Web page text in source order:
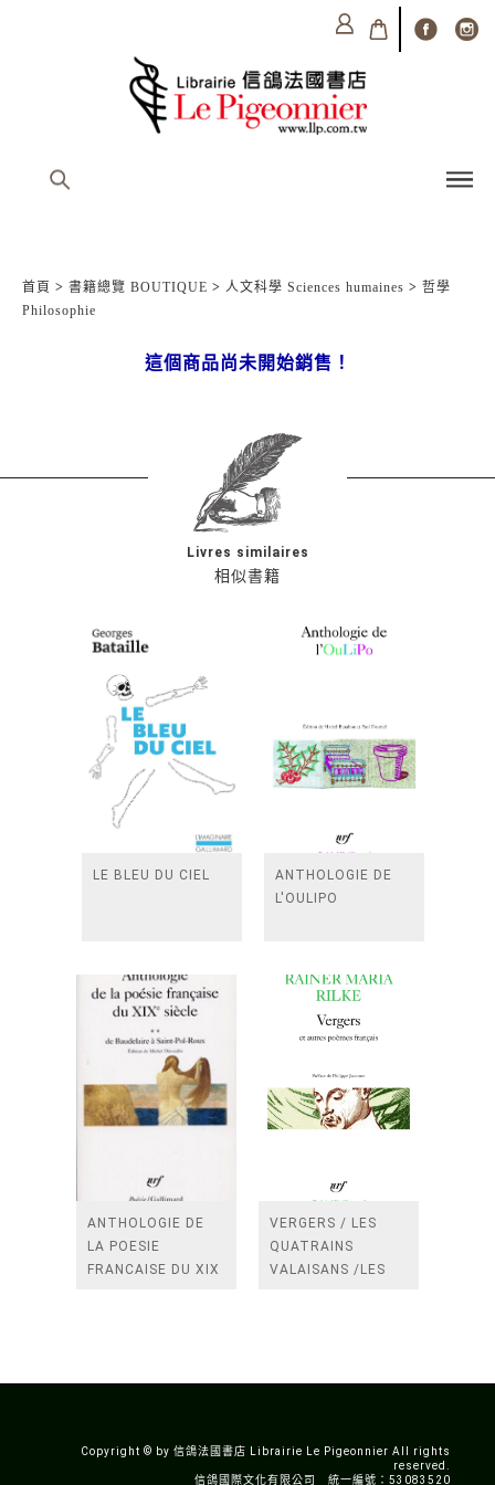
首頁 > 書籍總覽 BOUTIQUE > 人文科學 Sciences humaines > 哲學
Philosophie
這個商品尚未開始銷售！
相似書籍
Livres similaires
LE BLEU DU CIEL
ANTHOLOGIE DE
L'OULIPO
ANTHOLOGIE DE
LA POESIE
FRANCAISE DU XIX
VERGERS / LES
QUATRAINS
VALAISANS /LES
Copyright © by 信鴿法國書店 Librairie Le Pigeonnier All rights
reserved.
信鴿國際文化有限公司 統一編號：53083520